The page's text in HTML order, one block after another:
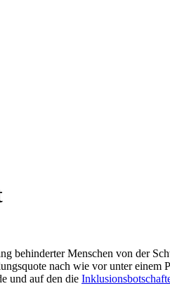
behinderter Menschen von der
nach wie vor unter einem
und auf den die